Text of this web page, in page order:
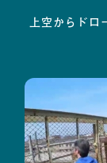
上空からドロ